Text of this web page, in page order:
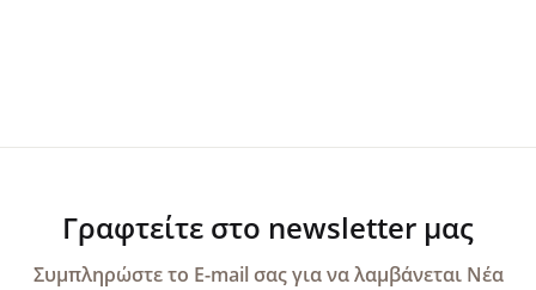
Γραφτείτε στο newsletter μας
Συμπληρώστε το E-mail σας για να λαμβάνεται Νέα